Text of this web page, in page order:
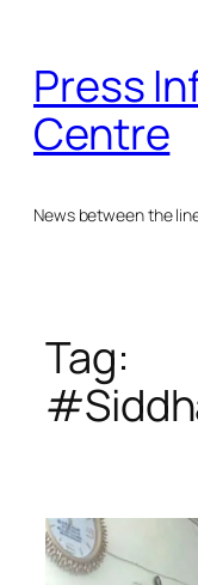
content
Press
Centre
News between the
Tag: